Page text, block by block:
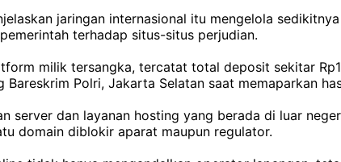
jaringan internasional itu mengelola
terhadap situs-situs perjudian.
milik tersangka, tercatat total deposit sekitar
Bareskrim Polri, Jakarta Selatan saat memaparkan
server dan layanan hosting yang berada di luar
domain diblokir aparat maupun regulator.